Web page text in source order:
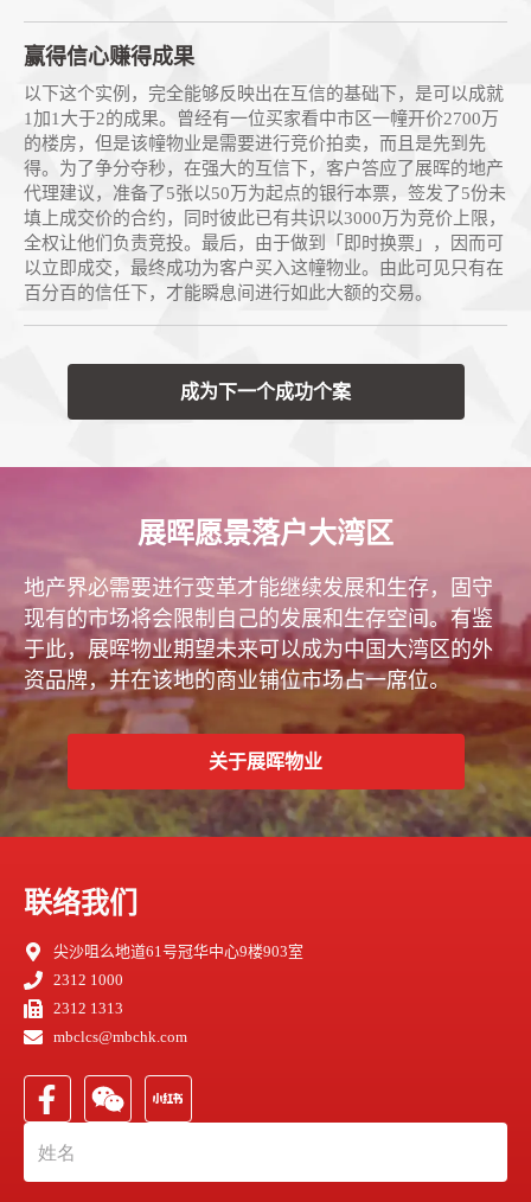
赢得信心赚得成果
以下这个实例，完全能够反映出在互信的基础下，是可以成就
1加1大于2的成果。曾经有一位买家看中市区一幢开价2700万
的楼房，但是该幢物业是需要进行竞价拍卖，而且是先到先
得。为了争分夺秒，在强大的互信下，客户答应了展晖的地产
代理建议，准备了5张以50万为起点的银行本票，签发了5份未
填上成交价的合约，同时彼此已有共识以3000万为竞价上限，
全权让他们负责竞投。最后，由于做到「即时换票」，因而可
以立即成交，最终成功为客户买入这幢物业。由此可见只有在
百分百的信任下，才能瞬息间进行如此大额的交易。
成为下一个成功个案
展晖愿景落户大湾区
地产界必需要进行变革才能继续发展和生存，固守
现有的市场将会限制自己的发展和生存空间。有鉴
于此，展晖物业期望未来可以成为中国大湾区的外
资品牌，并在该地的商业铺位市场占一席位。
关于展晖物业
联络我们
尖沙咀么地道61号冠华中心9楼903室
2312 1000
2312 1313
mbclcs@mbchk.com